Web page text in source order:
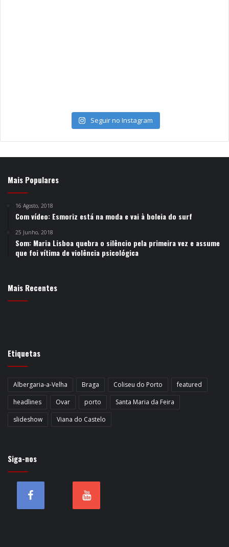
Seguir no Instagram
Mais Populares
16 Agosto, 2018
Com vídeo: Esmoriz está na moda e vai à boleia do surf
25 Junho, 2018
Som: Maria Lisboa quebra o silêncio pela primeira vez e assume
que foi vítima de violência psicológica
Mais Recentes
Etiquetas
Albergaria-a-Velha Braga Coliseu do Porto
featured
headlines
Ovar porto
Santa Maria da Feira
slideshow
Viana do Castelo
Siga-nos